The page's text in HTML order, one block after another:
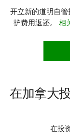
开立新的道明自
护费用返还。 相
在加拿大
在投